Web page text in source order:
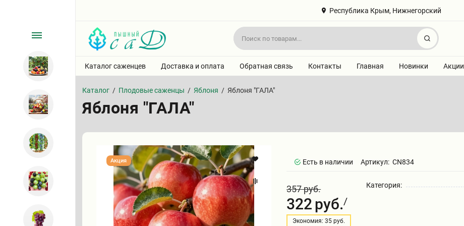
Республика Крым, Нижнегорский
Найти
Каталог саженцев Доставка и оплата Обратная связь Контакты Главная Новинки Акции
Каталог / Плодовые саженцы / Яблоня / Яблоня "ГАЛА"
Яблоня "ГАЛА"
Акция Есть в наличии Артикул: CN834
357 руб.
322 руб./
Экономия: 35 руб.
Категория: